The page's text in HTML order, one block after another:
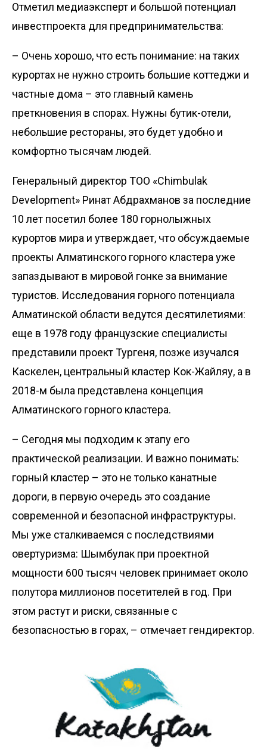
Отметил медиаэксперт и большой потенциал
инвестпроекта для предпринимательства:
– Очень хорошо, что есть понимание: на таких
курортах не нужно строить большие коттеджи и
частные дома – это главный камень
преткновения в спорах. Нужны бутик-отели,
небольшие рестораны, это будет удобно и
комфортно тысячам людей.
Генеральный директор ТОО «Chimbulak
Development» Ринат Абдрахманов за последние
10 лет посетил более 180 горнолыжных
курортов мира и утверждает, что обсуждаемые
проекты Алматинского горного кластера уже
запаздывают в мировой гонке за внимание
туристов. Исследования горного потенциала
Алматинской области ведутся десятилетиями:
еще в 1978 году французские специалисты
представили проект Тургеня, позже изучался
Каскелен, центральный кластер Кок-Жайляу, а в
2018-м была представлена концепция
Алматинского горного кластера.
– Сегодня мы подходим к этапу его
практической реализации. И важно понимать:
горный клас­тер – это не только канатные
дороги, в первую очередь это соз­дание
современной и безопас­ной инфраструктуры.
Мы уже сталкиваемся с последствиями
овертуризма: Шымбулак при проектной
мощности 600 тысяч человек принимает около
полутора миллионов посетителей в год. При
этом растут и риски, связанные с
безопасностью в горах, – отмечает гендиректор.